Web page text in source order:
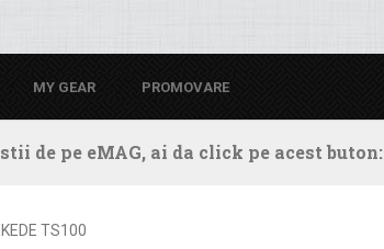
MY GEAR PROMOVARE
de pe eMAG, ai da click pe acest buton:
TS100